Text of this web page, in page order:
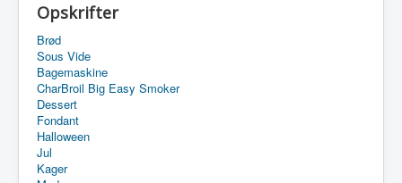
Tefal Actifry Essential
Opskrifter
Brød
Sous Vide
Bagemaskine
CharBroil Big Easy Smoker
Dessert
Fondant
Halloween
Jul
Kager